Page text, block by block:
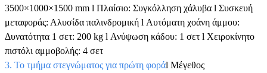
3500×1000×1500 mm l Πλαίσιο: Συγκόλληση χάλυβα l Συσκευή
μεταφοράς: Αλυσίδα παλινδρομική l Αυτόματη χοάνη άμμου:
Δυνατότητα 1 σετ: 200 kg l Ανύψωση κάδου: 1 σετ l Χειροκίνητο
πιστόλι αμμοβολής: 4 σετ
3. Το τμήμα στεγνώματος για πρώτη φοράl Μέγεθος